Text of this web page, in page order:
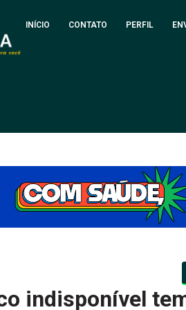
INÍCIO CONTATO PERFIL
indisponível